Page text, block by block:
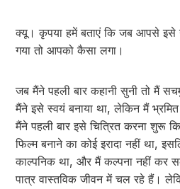
क्यू। कृपया हमें बताएं कि जब आपसे इसे
गया तो आपको कैसा लगा।
जब मैंने पहली बार कहानी सुनी तो मैं
मैंने इसे स्वयं बनाया था, लेकिन मैं
मैंने पहली बार इसे चित्रित करना शुरू
फिल्म बनाने का कोई इरादा नहीं था,
काल्पनिक था, और मैं कल्पना नहीं कर
पात्र वास्तविक जीवन में चल रहे हैं।